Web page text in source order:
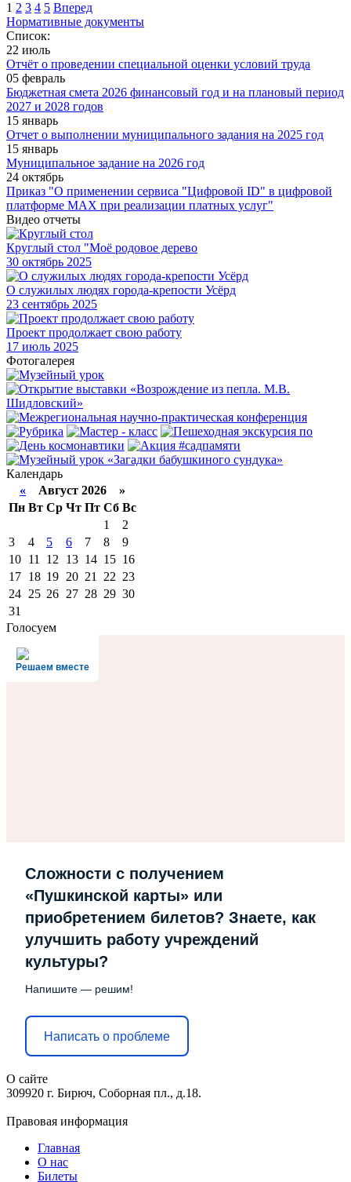
1 2 3 4 5 Вперед
Нормативные документы
Список:
22 июль
Отчёт о проведении специальной оценки условий труда
05 февраль
Бюджетная смета 2026 финансовый год и на плановый период
2027 и 2028 годов
15 январь
Отчет о выполнении муниципального задания на 2025 год
15 январь
Муниципальное задание на 2026 год
24 октябрь
Приказ "О применении сервиса "Цифровой ID" в цифровой
платформе МАХ при реализации платных услуг"
Видео отчеты
Круглый стол "Моё родовое дерево
30 октябрь 2025
О служилых людях города-крепости Усёрд
23 сентябрь 2025
Проект продолжает свою работу
17 июль 2025
Фотогалерея
Календарь
« Август 2026 »
Пн Вт Ср Чт Пт Сб Вс
1
2
3
4 5 6 7 8
9
10 11 12 13 14 15 16
17 18 19 20 21 22 23
24 25 26 27 28 29 30
31
Голосуем
Решаем вместе
Сложности с получением
«Пушкинской карты» или
приобретением билетов? Знаете, как
улучшить работу учреждений
культуры?
Напишите — решим!
Написать о проблеме
О сайте
309920 г. Бирюч, Соборная пл., д.18.
Правовая информация
Главная
О нас
Билеты